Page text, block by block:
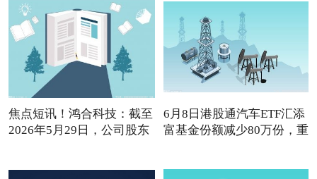
焦点短讯！鸿合科技：截至
2026年5月29日，公司股东
6月8日港股通汽车ETF汇添
富基金份额减少80万份，重